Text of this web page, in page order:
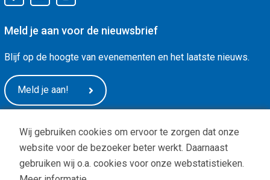
Wij gebruiken cookies om ervoor te zorgen dat onze
website voor de bezoeker beter werkt. Daarnaast
gebruiken wij o.a. cookies voor onze webstatistieken.
Meld je aan voor de nieuwsbrief
Blijf op de hoogte van evenementen en het laatste nieuws.
Meld je aan!